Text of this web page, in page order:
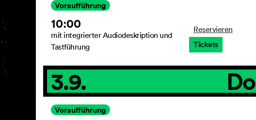
Voraufführung
10:00
mit integrierter Audiodeskription und
Tastführung
Reservieren
Tickets
3.9. Do
Voraufführung